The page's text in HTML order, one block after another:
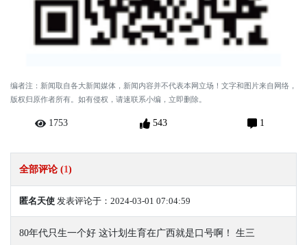
编者注：新闻取自各大新闻媒体，新闻内容并不代表本网立场！文字和图片来自网络，
版权归原作者所有。如有侵权，请速联系小编，立即删除。
1753 543 1
全部评论 (1)
匿名天使 发表评论于：2024-03-01 07:04:59
80年代只生一个好 这计划生育在广西就是口号啊！ 生三